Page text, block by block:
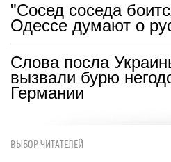
"Сосед соседа
Одессе думают о
Слова посла
вызвали бурю
Германии
ВЫБОР ЧИТАТЕЛЕЙ